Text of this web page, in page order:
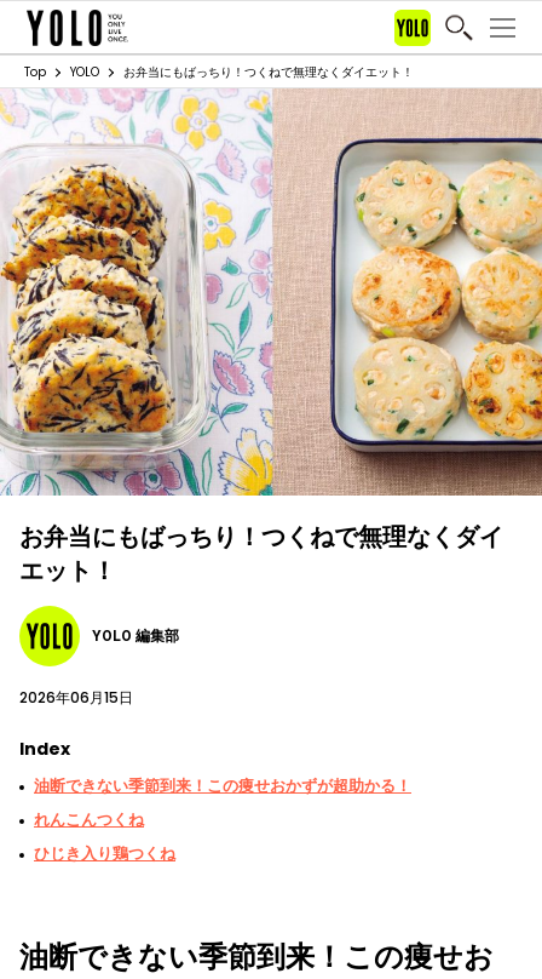
Top YOLO お弁当にもばっちり！つくねで無理なくダイエット！
お弁当にもばっちり！つくねで無理なくダイ
エット！
YOLO 編集部
2026年06月15日
Index
油断できない季節到来！この痩せおかずが超助かる！
れんこんつくね
ひじき入り鶏つくね
油断できない季節到来！この痩せお